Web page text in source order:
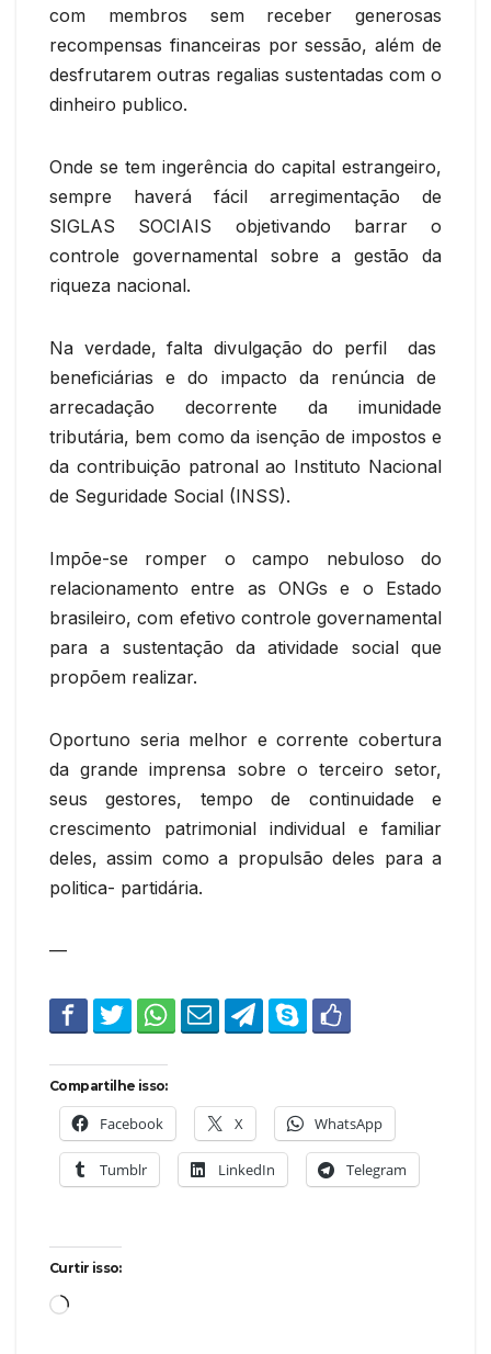
com membros sem receber generosas
recompensas financeiras por sessão, além de
desfrutarem outras regalias sustentadas com o
dinheiro publico.
Onde se tem ingerência do capital estrangeiro,
sempre haverá fácil arregimentação de
SIGLAS SOCIAIS objetivando barrar o
controle governamental sobre a gestão da
riqueza nacional.
Na verdade, falta divulgação do perfil das
beneficiárias e do impacto da renúncia de
arrecadação decorrente da imunidade
tributária, bem como da isenção de impostos e
da contribuição patronal ao Instituto Nacional
de Seguridade Social (INSS).
Impõe-se romper o campo nebuloso do
relacionamento entre as ONGs e o Estado
brasileiro, com efetivo controle governamental
para a sustentação da atividade social que
propõem realizar.
Oportuno seria melhor e corrente cobertura
da grande imprensa sobre o terceiro setor,
seus gestores, tempo de continuidade e
crescimento patrimonial individual e familiar
deles, assim como a propulsão deles para a
politica- partidária.
—
Compartilhe isso:
Facebook X WhatsApp
Tumblr LinkedIn Telegram
Curtir isso:
Carregando...